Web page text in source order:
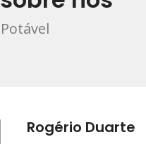
Rogério Duarte